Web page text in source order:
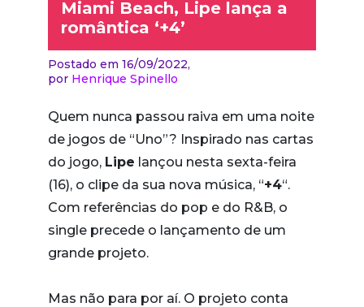
Miami Beach, Lipe lança a
romântica ‘+4’
Postado em 16/09/2022,
por Henrique Spinello
Quem nunca passou raiva em uma noite
de jogos de “Uno”? Inspirado nas cartas
do jogo, Lipe lançou nesta sexta-feira
(16), o clipe da sua nova música, “+4“.
Com referências do pop e do R&B, o
single precede o lançamento de um
grande projeto.
Mas não para por aí. O projeto conta